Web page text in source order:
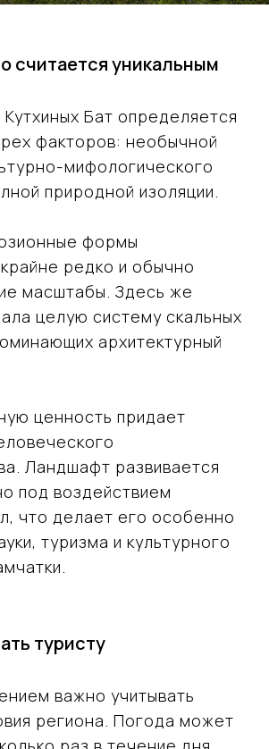
считается уникальным
Бат определяется
факторов: необычной
мифологического
природной изоляции.
формы
редко и обычно
масштабы. Здесь же
целую систему скальных
архитектурный
ценность придает
Ландшафт развивается
под воздействием
что делает его особенно
туризма и культурного
туристу
важно учитывать
региона. Погода может
мы свяжемся с вами
моих
в соответствии
эксперта